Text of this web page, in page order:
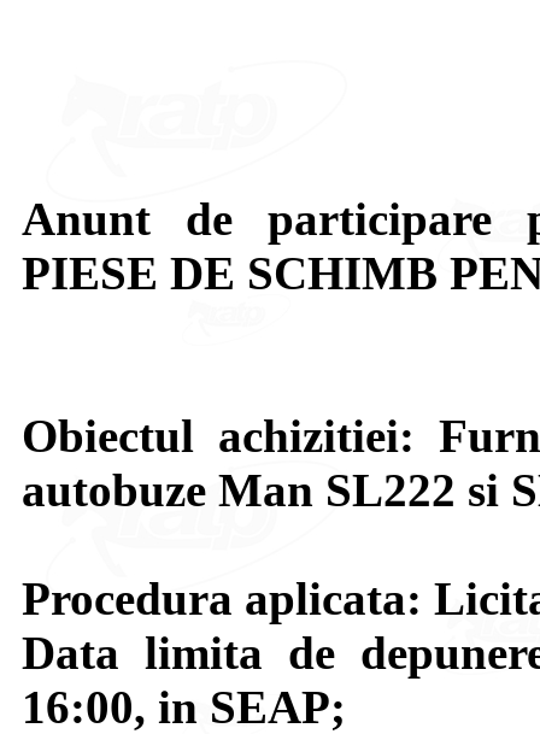
Anunt de participare
PIESE DE SCHIMB
Obiectul achizitiei:
autobuze Man SL222 si
Procedura aplicata:
Data limita de
16:00, in SEAP;